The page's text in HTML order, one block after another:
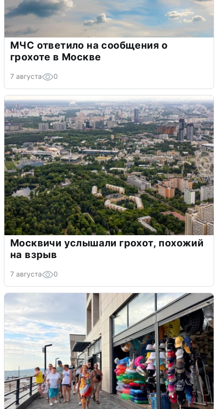
МЧС ответило на сообщения о
грохоте в Москве
7 августа 0
Москвичи услышали грохот, похожий
на взрыв
7 августа 0